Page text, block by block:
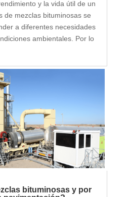
y la vida útil de un
de mezclas bituminosas se
a diferentes necesidades
ambientales. Por lo
bituminosas y por